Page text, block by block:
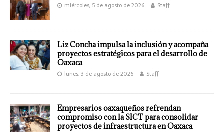
miércoles, 5 de agosto de 2026 Staff
Liz Concha impulsa la inclusión y acompaña
proyectos estratégicos para el desarrollo de
Oaxaca
lunes, 3 de agosto de 2026 Staff
Empresarios oaxaqueños refrendan
compromiso con la SICT para consolidar
proyectos de infraestructura en Oaxaca